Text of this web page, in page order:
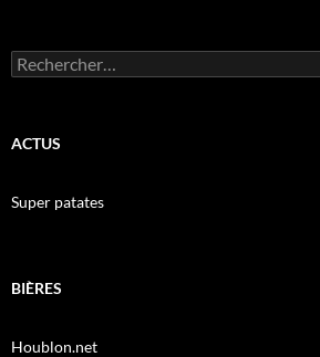
Rechercher :
ACTUS
Super patates
BIÈRES
Houblon.net